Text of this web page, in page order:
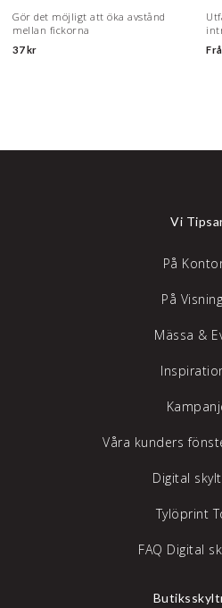
Gör det möjligt att öka avstånd
mellan fickorna
37 kr
Vi
På
På
Mässa &
Våra kunders
Digital
Tylöprint
FAQ Digital